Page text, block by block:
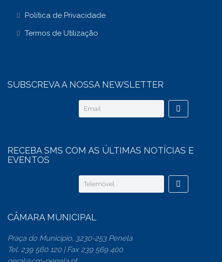
Política de Privacidade
Termos de Utilização
SUBSCREVA A NOSSA NEWSLETTER
RECEBA SMS COM AS ÚLTIMAS NOTÍCIAS E
EVENTOS
CÂMARA MUNICIPAL
Praça do Município, 3230-253 Penela
Tel. 239 560 120 | Fax 239 569 400